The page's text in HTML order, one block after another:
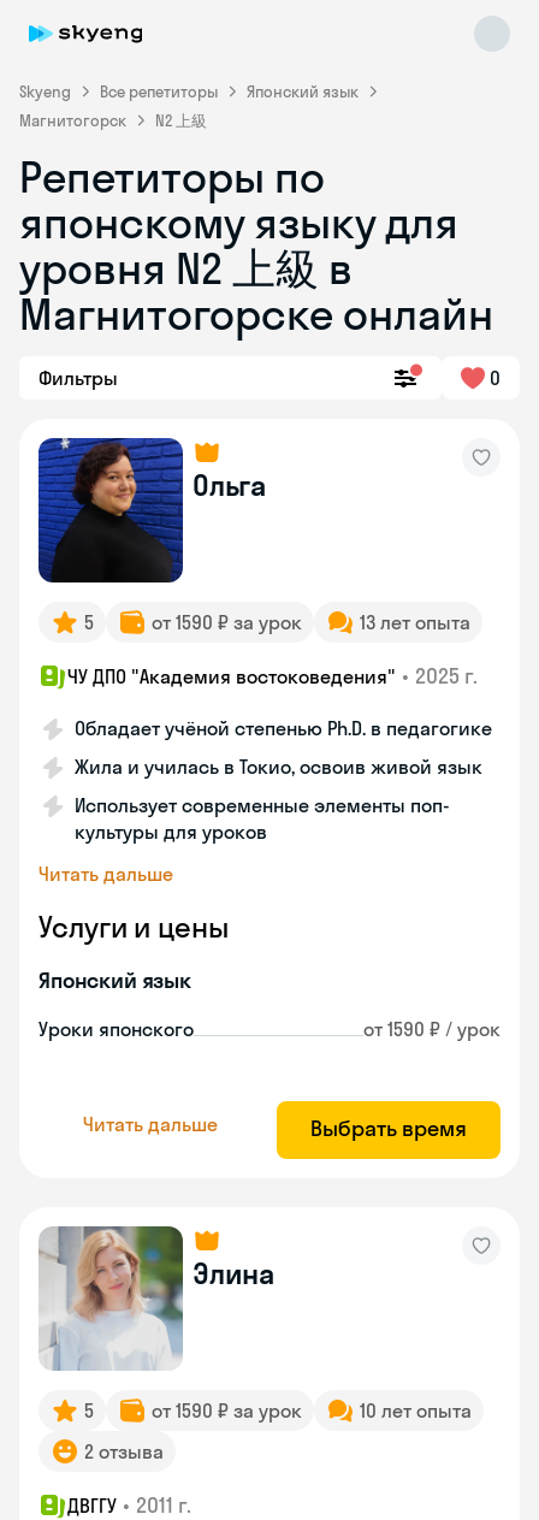
Skyeng Все репетиторы
Японский язык
Магнитогорск
N2 上級
Репетиторы по
японскому языку для
уровня N2 上級 в
Магнитогорске онлайн
Фильтры 0
Ольга
5 от 1590 ₽ за урок 13 лет опыта
ЧУ ДПО "Академия востоковедения" • 2025 г.
Обладает учёной степенью Ph.D. в педагогике
Жила и училась в Токио, освоив живой язык
Использует современные элементы поп-
культуры для уроков
Читать дальше
Услуги и цены
Японский язык
Уроки японского от 1590 ₽ / урок
Читать дальше Выбрать время
Элина
5 от 1590 ₽ за урок
10 лет опыта
2 отзыва
ДВГГУ • 2011 г.
online